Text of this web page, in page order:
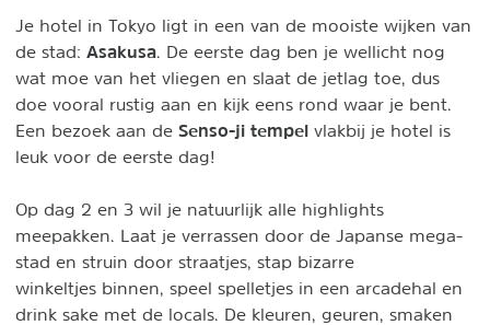
Je hotel in Tokyo ligt in een van de mooiste wijken van
de stad: Asakusa. De eerste dag ben je wellicht nog
wat moe van het vliegen en slaat de jetlag toe, dus
doe vooral rustig aan en kijk eens rond waar je bent.
Een bezoek aan de Senso-ji tempel vlakbij je hotel is
leuk voor de eerste dag!
Op dag 2 en 3 wil je natuurlijk alle highlights
meepakken. Laat je verrassen door de Japanse mega-
stad en struin door straatjes, stap bizarre
winkeltjes binnen, speel spelletjes in een arcadehal en
drink sake met de locals. De kleuren, geuren, smaken